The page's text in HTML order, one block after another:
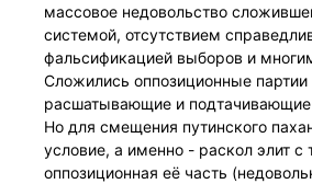
массовое недовольство
системой, отсутствием
фальсификацией выборов и
Сложились оппозиционные
расшатывающие и подтачивающие
Но для смещения путинского
условие, а именно - раскол элит с
оппозиционная её часть